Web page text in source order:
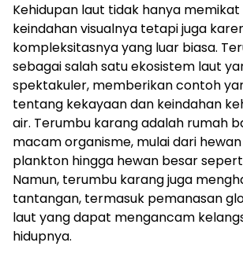
Kehidupan laut tidak hanya
keindahan visualnya tetapi juga
kompleksitasnya yang luar biasa.
sebagai salah satu ekosistem laut
spektakuler, memberikan contoh
tentang kekayaan dan keindahan
air. Terumbu karang adalah rumah
macam organisme, mulai dari
plankton hingga hewan besar
Namun, terumbu karang juga
tantangan, termasuk pemanasan
laut yang dapat mengancam
hidupnya.